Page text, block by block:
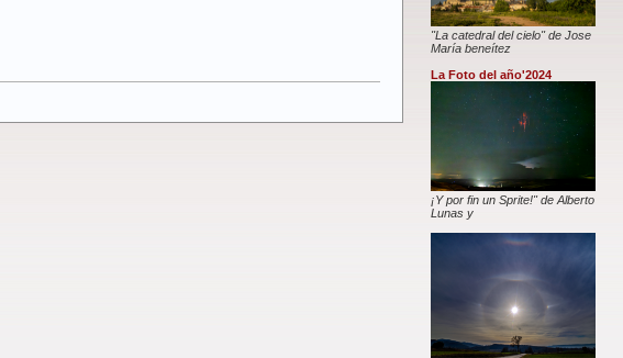
"La catedral del cielo" de Jose
María beneítez
La Foto del año'2024
¡Y por fin un Sprite!" de Alberto
Lunas y